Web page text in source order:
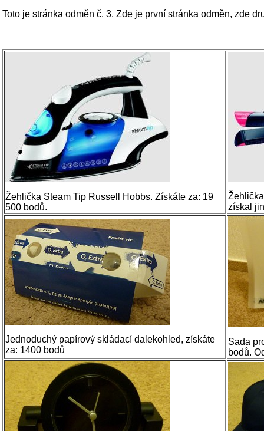
Toto je stránka odměn č. 3. Zde je první stránka odměn, zde
Žehlička Steam Tip Russell Hobbs. Získáte za: 19
500 bodů.
získal
Jednoduchý papírový skládací dalekohled, získáte
za: 1400 bodů
Sada
bodů.